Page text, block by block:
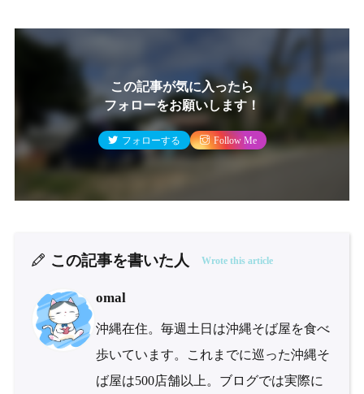
この記事が気に入ったら
フォローをお願いします！
フォローする Follow Me
この記事を書いた人 Wrote this article
omal
沖縄在住。毎週土日は沖縄そば屋を食べ
歩いています。これまでに巡った沖縄そ
ば屋は500店舗以上。ブログでは実際に